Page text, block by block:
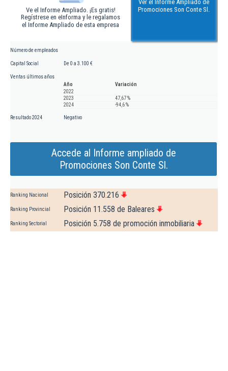
Ve el Informe Ampliado. ¡Es gratis!
Regístrese en eInforma y le regalamos
el Informe Ampliado de esta empresa
Ver el Informe Ampliado de
Promociones Son Conte Sl.
Número de empleados
Capital Social De 0 a 3.100 €
Ventas últimos años
Año
Variación
2022
2023
47,67 %
2024
-94,6 %
Resultado 2024 Negativo
Accede al Informe ampliado de
Promociones Son Conte Sl.
Ranking Nacional Posición 370.216
Ranking Provincial Posición 11.558 de Baleares
Ranking Sectorial Posición 5.758 de promoción inmobiliaria